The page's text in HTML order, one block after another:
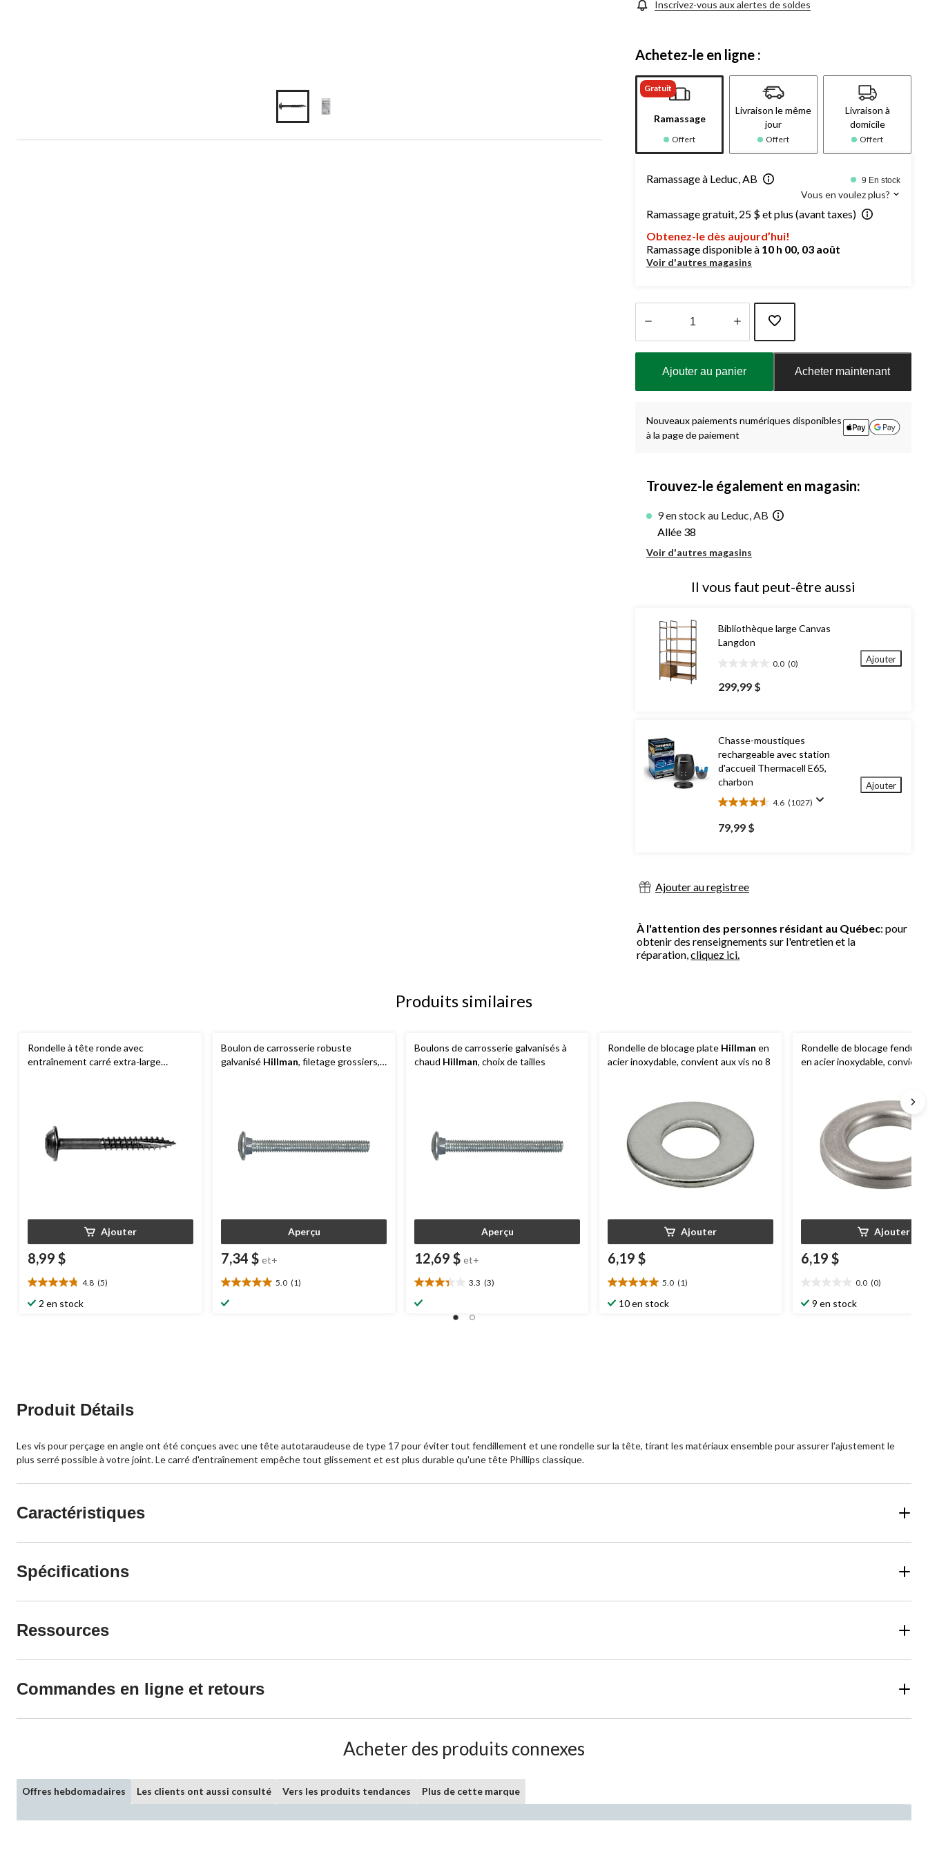
Inscrivez-vous aux alertes de soldes
Achetez-le en ligne :
Gratuit
Ramassage
Offert
Livraison le même
jour
Offert
Livraison à
domicile
Offert
Ramassage à Leduc, AB 9 En stock
Vous en voulez plus?
Ramassage gratuit, 25 $ et plus (avant taxes)
Obtenez-le dès aujourd’hui!
Ramassage disponible à 10 h 00, 03 août
Voir d'autres magasins
Ajouter au panier Acheter maintenant
Nouveaux paiements numériques disponibles
à la page de paiement
Trouvez-le également en magasin:
9 en stock au Leduc, AB
Allée 38
Voir d'autres magasins
Il vous faut peut-être aussi
Bibliothèque large Canvas
Langdon
0.0 (0)
étoile(s)
299,99 $
Ajouter
Chasse-moustiques
rechargeable avec station
d'accueil Thermacell E65,
charbon
4.6 (1027)
4.6
étoile(s)
sur
79,99 $
Ajouter
Ajouter au registree
À l'attention des personnes résidant au Québec: pour
obtenir des renseignements sur l'entretien et la
réparation,cliquez ici.
Produits similaires
Rondelle à tête ronde avec
entraînement carré extra-large
Ajouter
8,99 $
4.8 (5)
4.8
étoile(s)
2 en stock
Boulon de carrosserie robuste
galvanisé Hillman, filetage grossiers,
Aperçu
7,34 $ et+
5.0 (1)
5.0
étoile(s)
Boulons de carrosserie galvanisés à
chaud Hillman, choix de tailles
Aperçu
12,69 $ et+
3.3 (3)
3.3
étoile(s)
Rondelle de blocage plate Hillman en
acier inoxydable, convient aux vis no 8
Ajouter
6,19 $
5.0 (1)
5.0
étoile(s)
10 en stock
Rondelle de blocage fendue
en acier inoxydable, convient
Ajouter
6,19 $
0.0 (0)
étoile(s)
9 en stock
Produit Détails
Les vis pour perçage en angle ont été conçues avec une tête autotaraudeuse de type 17 pour éviter tout fendillement et une rondelle sur la tête, tirant les matériaux ensemble pour assurer l'ajustement le
plus serré possible à votre joint. Le carré d'entraînement empêche tout glissement et est plus durable qu'une tête Phillips classique.
Caractéristiques
Spécifications
Ressources
Commandes en ligne et retours
Acheter des produits connexes
Offres hebdomadaires Les clients ont aussi consulté Vers les produits tendances Plus de cette marque